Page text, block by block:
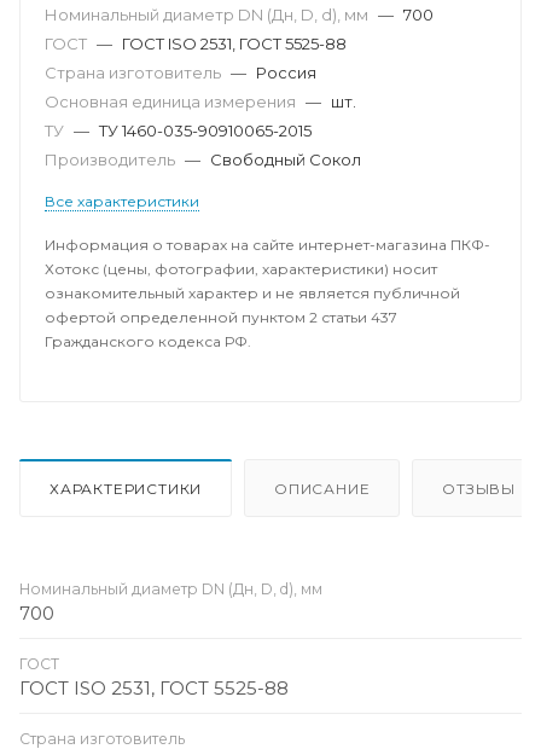
Номинальный диаметр DN (Дн, D, d), мм — 700
ГОСТ — ГОСТ ISO 2531, ГОСТ 5525-88
Страна изготовитель — Россия
Основная единица измерения — шт.
ТУ — ТУ 1460-035-90910065-2015
Производитель — Свободный Сокол
Все характеристики
Информация о товарах на сайте интернет-магазина ПКФ-
Хотокс (цены, фотографии, характеристики) носит
ознакомительный характер и не является публичной
офертой определенной пунктом 2 статьи 437
Гражданского кодекса РФ.
ХАРАКТЕРИСТИКИ ОПИСАНИЕ ОТЗЫВЫ
Номинальный диаметр DN (Дн, D, d), мм
700
ГОСТ
ГОСТ ISO 2531, ГОСТ 5525-88
Страна изготовитель